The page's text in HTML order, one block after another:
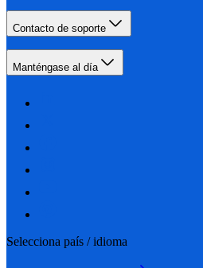
Contacto de soporte
Manténgase al día
Selecciona país / idioma